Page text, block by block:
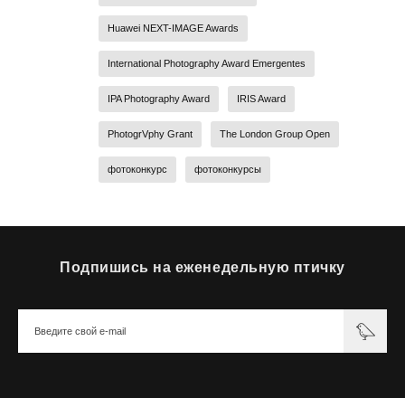
Huawei NEXT-IMAGE Awards
International Photography Award Emergentes
IPA Photography Award IRIS Award
PhotogrVphy Grant The London Group Open
фотоконкурс фотоконкурсы
Подпишись на еженедельную птичку